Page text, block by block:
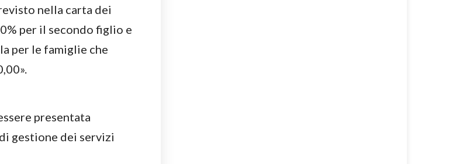
nella carta dei
per il secondo figlio e
per le famiglie che
presentata
gestione dei servizi